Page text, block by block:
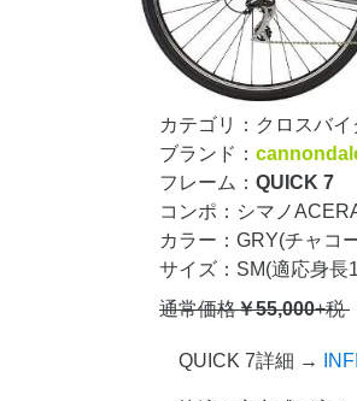
カテゴリ：クロスバイ
ブランド：
フレーム： QUICK 7
コンポ：シマノ
カラー：GRY(チャコ
サイズ：SM(適応身
通常価格￥55,000+税
QUICK 7詳細 →